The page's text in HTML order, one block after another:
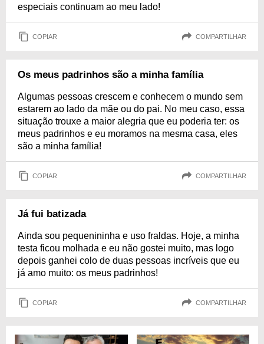
especiais continuam ao meu lado!
COPIAR COMPARTILHAR
Os meus padrinhos são a minha família
Algumas pessoas crescem e conhecem o mundo sem
estarem ao lado da mãe ou do pai. No meu caso, essa
situação trouxe a maior alegria que eu poderia ter: os
meus padrinhos e eu moramos na mesma casa, eles
são a minha família!
COPIAR COMPARTILHAR
Já fui batizada
Ainda sou pequenininha e uso fraldas. Hoje, a minha
testa ficou molhada e eu não gostei muito, mas logo
depois ganhei colo de duas pessoas incríveis que eu
já amo muito: os meus padrinhos!
COPIAR COMPARTILHAR